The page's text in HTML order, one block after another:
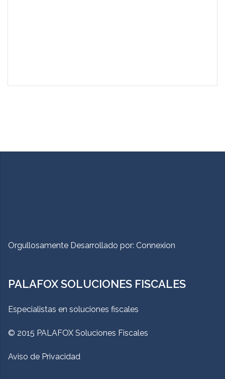
Orgullosamente Desarrollado por: Connexion
PALAFOX SOLUCIONES FISCALES
Especialistas en soluciones fiscales
© 2015 PALAFOX Soluciones Fiscales
Aviso de Privacidad